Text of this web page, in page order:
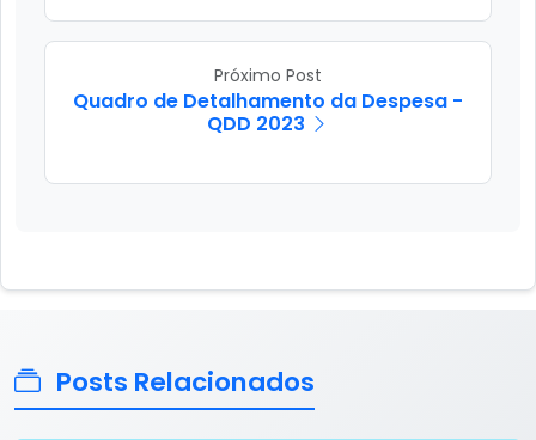
Próximo Post
Quadro de Detalhamento da Despesa -
QDD 2023
Posts Relacionados